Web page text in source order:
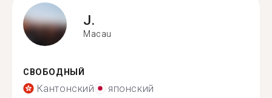
J.
Macau
СВОБОДНЫЙ
Кантонский японский